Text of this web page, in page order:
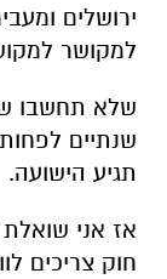
ירושלים
למקושר
שלא תחשבו
שנתיים
תגיע הישועה.
אז אני
חוק צריכים